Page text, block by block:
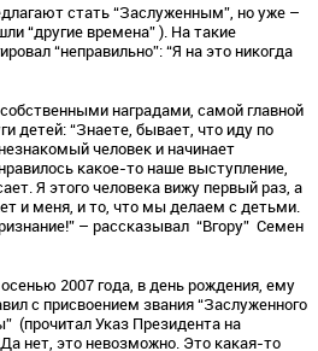
стать “Заслуженным”, но уже –
“другие времена” ). На такие
“неправильно”: “Я на это никогда
наградами, самой главной
детей: “Знаете, бывает, что иду по
человек и начинает
какое-то наше выступление,
Я этого человека вижу первый раз, а
и меня, и то, что мы делаем с детьми.
– рассказывал “Вгору” Семен
2007 года, в день рождения, ему
с присвоением звания “Заслуженного
(прочитал Указ Президента на
нет, это невозможно. Это какая-то